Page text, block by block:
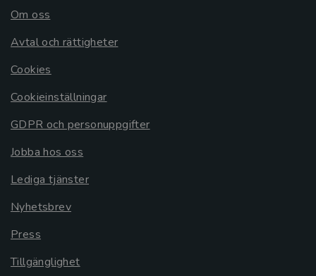
Om oss
Avtal och rättigheter
Cookies
Cookieinställningar
GDPR och personuppgifter
Jobba hos oss
Lediga tjänster
Nyhetsbrev
Press
Tillgänglighet